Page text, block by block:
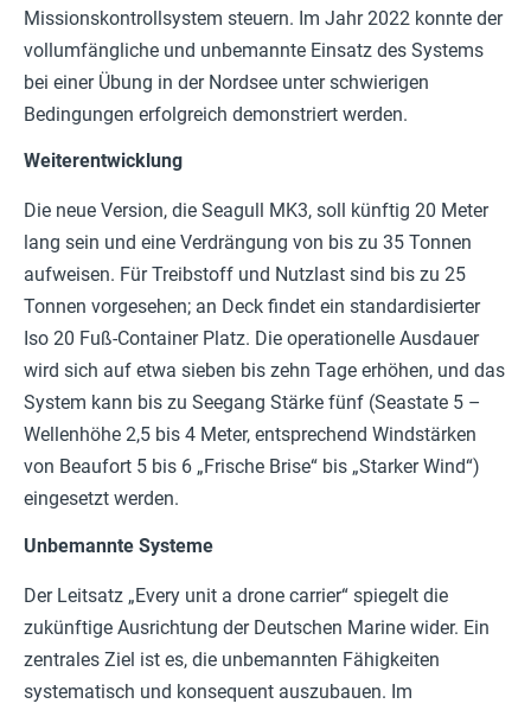
Missionskontrollsystem steuern. Im Jahr 2022 konnte der
vollumfängliche und unbemannte Einsatz des Systems
bei einer Übung in der Nordsee unter schwierigen
Bedingungen erfolgreich demonstriert werden.
Weiterentwicklung
Die neue Version, die Seagull MK3, soll künftig 20 Meter
lang sein und eine Verdrängung von bis zu 35 Tonnen
aufweisen. Für Treibstoff und Nutzlast sind bis zu 25
Tonnen vorgesehen; an Deck findet ein standardisierter
Iso 20 Fuß-Container Platz. Die operationelle Ausdauer
wird sich auf etwa sieben bis zehn Tage erhöhen, und das
System kann bis zu Seegang Stärke fünf (Seastate 5 –
Wellenhöhe 2,5 bis 4 Meter, entsprechend Windstärken
von Beaufort 5 bis 6 „Frische Brise“ bis „Starker Wind“)
eingesetzt werden.
Unbemannte Systeme
Der Leitsatz „Every unit a drone carrier“ spiegelt die
zukünftige Ausrichtung der Deutschen Marine wider. Ein
zentrales Ziel ist es, die unbemannten Fähigkeiten
systematisch und konsequent auszubauen. Im